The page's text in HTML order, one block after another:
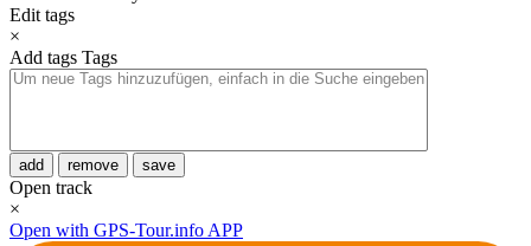
Edit tags
×
Add tags Tags
add remove save
Open track
×
Open with GPS-Tour.info APP